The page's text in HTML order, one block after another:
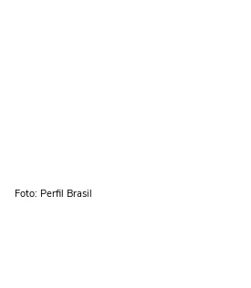
Foto: Perfil Brasil